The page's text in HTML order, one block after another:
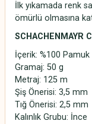
İlk yıkamada renk
ömürlü olmasına
SCHACHENMAYR
İçerik: %100 Pamuk
Gramaj: 50 g
Metraj: 125 m
Şiş Önerisi: 3,5 mm
Tığ Önerisi: 2,5 mm
Kalınlık Grubu: İnce